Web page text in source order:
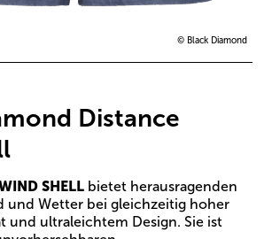
© Black Diamond
Distance
SHELLbietet herausragenden
und Wetter bei gleichzeitig hoher
und ultraleichtem Design. Sie ist